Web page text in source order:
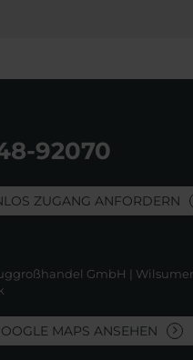
92070
ZUGANG ANFORDERN
GmbH | Wilsumer
MAPS ANSEHEN